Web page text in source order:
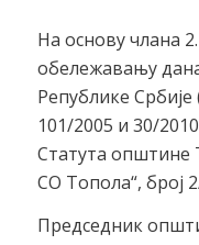
На основу члана
обележавању
Републике Србије
101/2005 и 30/
Статута општине
СО Топола“, број
Председник